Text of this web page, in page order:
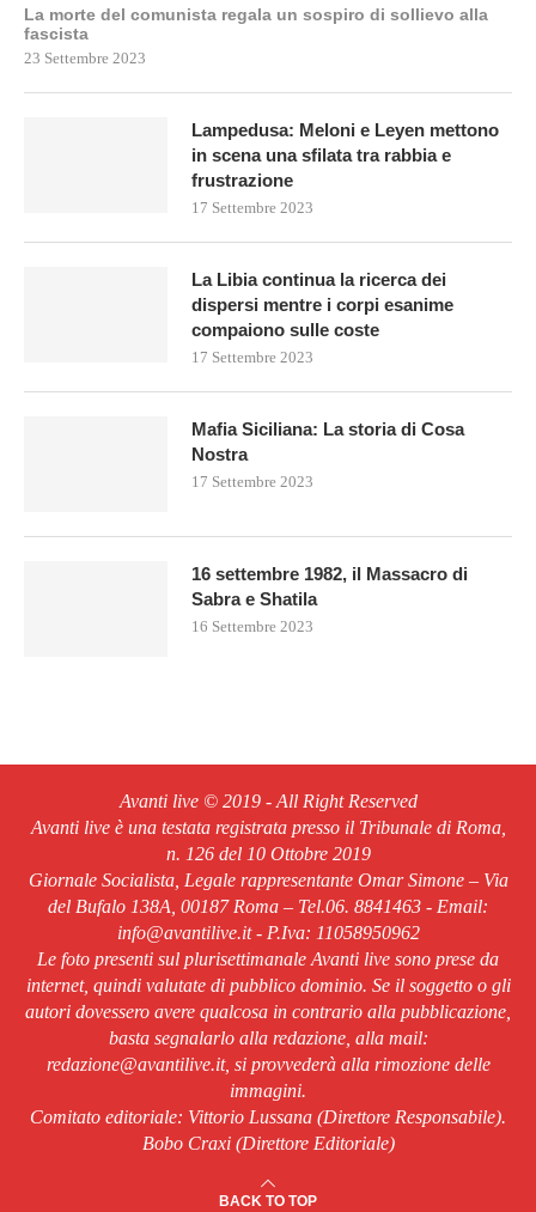
La morte del comunista regala un sospiro di sollievo alla
fascista
23 Settembre 2023
Lampedusa: Meloni e Leyen mettono
in scena una sfilata tra rabbia e
frustrazione
17 Settembre 2023
La Libia continua la ricerca dei
dispersi mentre i corpi esanime
compaiono sulle coste
17 Settembre 2023
Mafia Siciliana: La storia di Cosa
Nostra
17 Settembre 2023
16 settembre 1982, il Massacro di
Sabra e Shatila
16 Settembre 2023
Avanti live © 2019 - All Right Reserved
Avanti live è una testata registrata presso il Tribunale di Roma,
n. 126 del 10 Ottobre 2019
Giornale Socialista, Legale rappresentante Omar Simone – Via
del Bufalo 138A, 00187 Roma – Tel.06. 8841463 - Email:
info@avantilive.it - P.Iva: 11058950962
Le foto presenti sul plurisettimanale Avanti live sono prese da
internet, quindi valutate di pubblico dominio. Se il soggetto o gli
autori dovessero avere qualcosa in contrario alla pubblicazione,
basta segnalarlo alla redazione, alla mail:
redazione@avantilive.it, si provvederà alla rimozione delle
immagini.
Comitato editoriale: Vittorio Lussana (Direttore Responsabile).
Bobo Craxi (Direttore Editoriale)
BACK TO TOP